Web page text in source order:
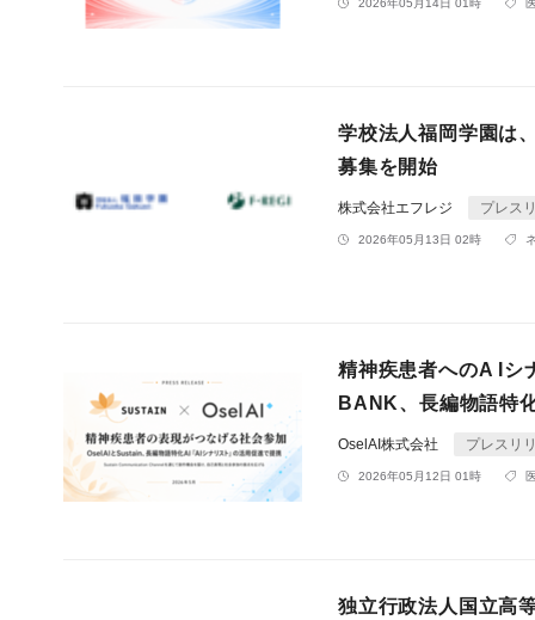
2026年05月14日 01時
学校法人福岡学園は
募集を開始
株式会社エフレジ プレス
2026年05月13日 02時
精神疾患者へのA Iシ
BANK、長編物語特
OselAI株式会社 プレスリ
2026年05月12日 01時
独立行政法人国立高